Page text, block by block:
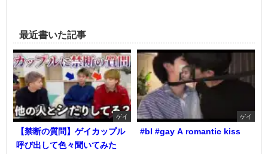
最近書いた記事
ゲイ
【禁断の質問】ゲイカップル
呼び出して色々聞いてみた
ゲイ
#bl #gay A romantic kiss